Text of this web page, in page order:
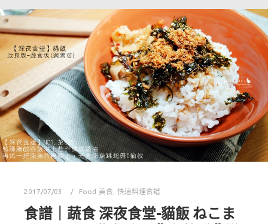
2017/07/03 Food 美食 快速料理食譜
食譜｜蔬食 深夜食堂-貓飯 ねこま